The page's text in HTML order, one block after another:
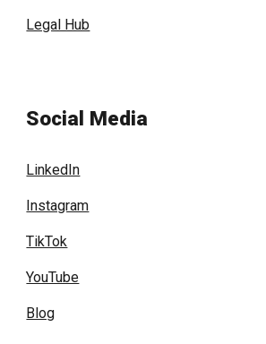
Legal Hub
Social Media
LinkedIn
Instagram
TikTok
YouTube
Blog